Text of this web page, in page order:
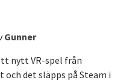
Gunner
nytt VR-spel från
det släpps på Steam i